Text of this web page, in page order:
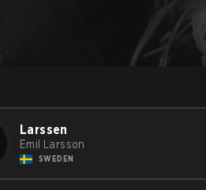
Larssen
Emil Larsson
SWEDEN